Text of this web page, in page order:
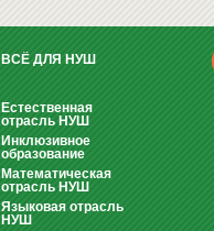
ВСЁ ДЛЯ НУШ
Естественная
отрасль НУШ
Инклюзивное
образование
Математическая
отрасль НУШ
Языковая отрасль
НУШ